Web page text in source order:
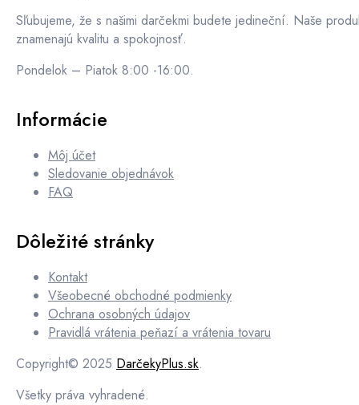
Sľubujeme, že s našimi darčekmi budete jedineční. Naše
znamenajú kvalitu a spokojnosť.
Pondelok – Piatok 8:00 -16:00.
Informácie
Môj účet
Sledovanie objednávok
FAQ
Dôležité stránky
Kontakt
Všeobecné obchodné podmienky
Ochrana osobných údajov
Pravidlá vrátenia peňazí a vrátenia tovaru
Copyright© 2025 DarčekyPlus.sk.
Všetky práva vyhradené.